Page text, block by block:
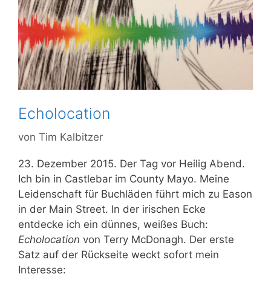
Echolocation
von Tim Kalbitzer
23. Dezember 2015. Der Tag vor Heilig Abend.
Ich bin in Castlebar im County Mayo. Meine
Leidenschaft für Buchläden führt mich zu Eason
in der Main Street. In der irischen Ecke
entdecke ich ein dünnes, weißes Buch:
Echolocation von Terry McDonagh. Der erste
Satz auf der Rückseite weckt sofort mein
Interesse: